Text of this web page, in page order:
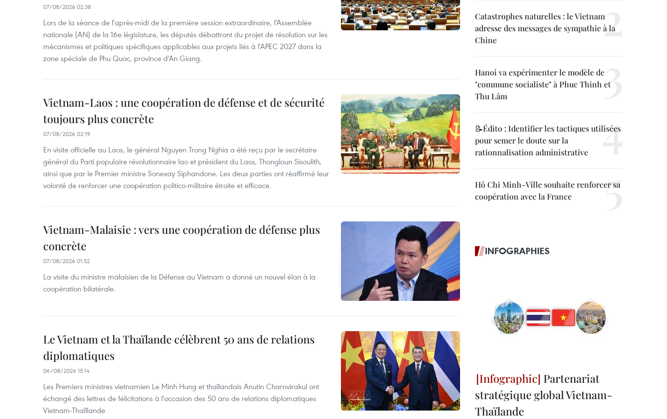
07/08/2026 02:38
Lors de la séance de l'après-midi de la première session extraordinaire, l'Assemblée
nationale (AN) de la 16e législature, les députés débattront du projet de résolution sur les
mécanismes et politiques spécifiques applicables aux projets liés à l'APEC 2027 dans la
zone spéciale de Phu Quoc, province d'An Giang.
Vietnam-Laos : une coopération de défense et de sécurité
toujours plus concrète
07/08/2026 02:19
En visite officielle au Laos, le général Nguyen Trong Nghia a été reçu par le secrétaire
général du Parti populaire révolutionnaire lao et président du Laos, Thongloun Sisoulith,
ainsi que par le Premier ministre Sonexay Siphandone. Les deux parties ont réaffirmé leur
volonté de renforcer une coopération politico-militaire étroite et efficace.
Vietnam-Malaisie : vers une coopération de défense plus
concrète
07/08/2026 01:52
La visite du ministre malaisien de la Défense au Vietnam a donné un nouvel élan à la
coopération bilatérale.
Le Vietnam et la Thaïlande célèbrent 50 ans de relations
diplomatiques
06/08/2026 15:14
Les Premiers ministres vietnamien Le Minh Hung et thaïlandais Anutin Charnvirakul ont
échangé des lettres de félicitations à l'occasion des 50 ans de relations diplomatiques
Vietnam-Thaîllande
Catastrophes naturelles : le Vietnam
adresse des messages de sympathie à la
Chine
Hanoi va expérimenter le modèle de
"commune socialiste" à Phuc Thinh et
Thu Lâm
📝Édito : Identifier les tactiques utilisées
pour semer le doute sur la
rationnalisation administrative
Hô Chi Minh-Ville souhaite renforcer sa
coopération avec la France
INFOGRAPHIES
Partenariat
stratégique global Vietnam-
Thaïlande